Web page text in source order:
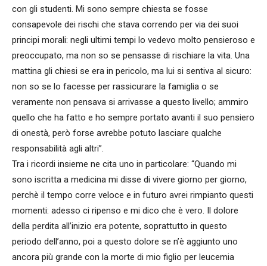
con gli studenti. Mi sono sempre chiesta se fosse
consapevole dei rischi che stava correndo per via dei suoi
principi morali: negli ultimi tempi lo vedevo molto pensieroso e
preoccupato, ma non so se pensasse di rischiare la vita. Una
mattina gli chiesi se era in pericolo, ma lui si sentiva al sicuro:
non so se lo facesse per rassicurare la famiglia o se
veramente non pensava si arrivasse a questo livello; ammiro
quello che ha fatto e ho sempre portato avanti il suo pensiero
di onestà, però forse avrebbe potuto lasciare qualche
responsabilità agli altri”.
Tra i ricordi insieme ne cita uno in particolare: “Quando mi
sono iscritta a medicina mi disse di vivere giorno per giorno,
perchè il tempo corre veloce e in futuro avrei rimpianto questi
momenti: adesso ci ripenso e mi dico che è vero. Il dolore
della perdita all’inizio era potente, soprattutto in questo
periodo dell’anno, poi a questo dolore se n’è aggiunto uno
ancora più grande con la morte di mio figlio per leucemia